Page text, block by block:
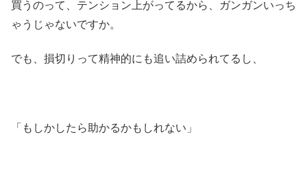
買うのって、テンション上がってるから、ガンガンいっち
ゃうじゃないですか。
でも、損切りって精神的にも追い詰められてるし、
「もしかしたら助かるかもしれない」